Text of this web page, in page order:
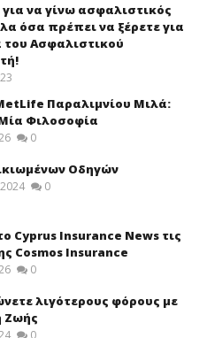
για να γίνω ασφαλιστικός
όσα πρέπει να ξέρετε για
Ασφαλιστικού
Παραλιμνίου Μιλά:
Φιλοσοφία
0
Οδηγών
0
Cyprus Insurance News τις
Cosmos Insurance
0
λιγότερους φόρους με
Ζωής